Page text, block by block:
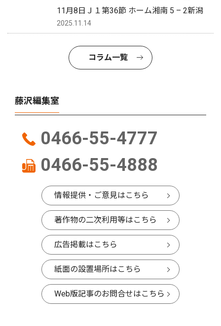
11月8日Ｊ１第36節 ホーム湘南 5 – 2新潟
2025.11.14
コラム一覧
藤沢編集室
0466-55-4777
0466-55-4888
情報提供・ご意見はこちら
著作物の二次利用等はこちら
広告掲載はこちら
紙面の設置場所はこちら
Web版記事のお問合せはこちら